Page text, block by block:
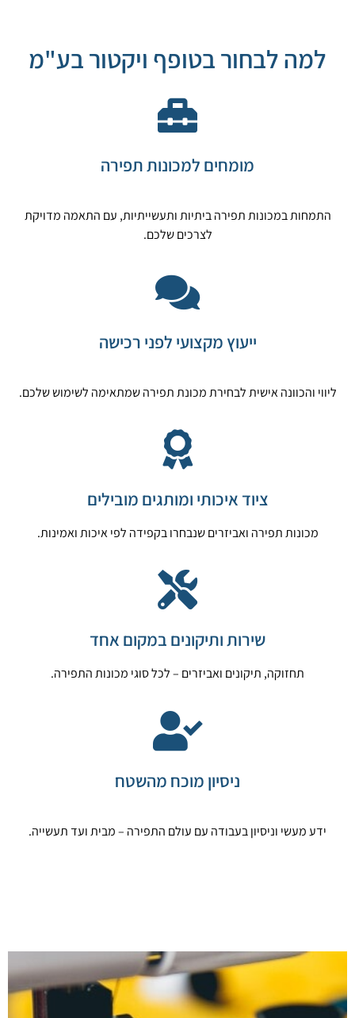
למה לבחור בטופף ויקטור בע"מ
מומחים למכונות תפירה
התמחות במכונות תפירה ביתיות ותעשייתיות, עם התאמה מדויקת
לצרכים שלכם.
ייעוץ מקצועי לפני רכישה
ליווי והכוונה אישית לבחירת מכונת תפירה שמתאימה לשימוש שלכם.
ציוד איכותי ומותגים מובילים
מכונות תפירה ואביזרים שנבחרו בקפידה לפי איכות ואמינות.
שירות ותיקונים במקום אחד
תחזוקה, תיקונים ואביזרים – לכל סוגי מכונות התפירה.
ניסיון מוכח מהשטח
ידע מעשי וניסיון בעבודה עם עולם התפירה – מבית ועד תעשייה.